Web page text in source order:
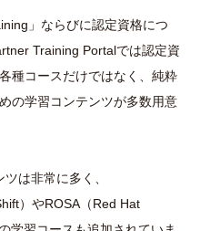
」ならびに認定資格につ
Training Portalでは認定資
種コースだけではなく、純粋
の学習コンテンツが多数用意
は非常に多く、
）やROSA（Red Hat